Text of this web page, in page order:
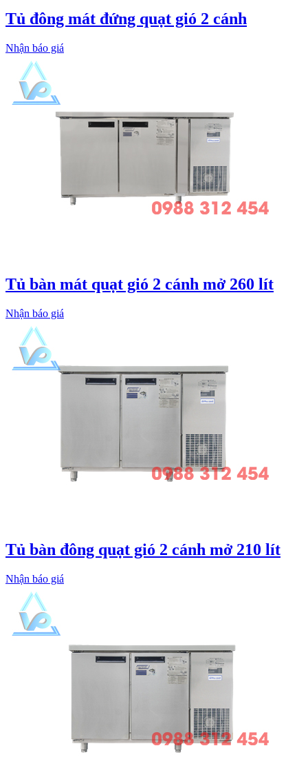
Tủ đông mát đứng quạt gió 2 cánh
Nhận báo giá
Tủ bàn mát quạt gió 2 cánh mở 260 lít
Nhận báo giá
Tủ bàn đông quạt gió 2 cánh mở 210 lít
Nhận báo giá